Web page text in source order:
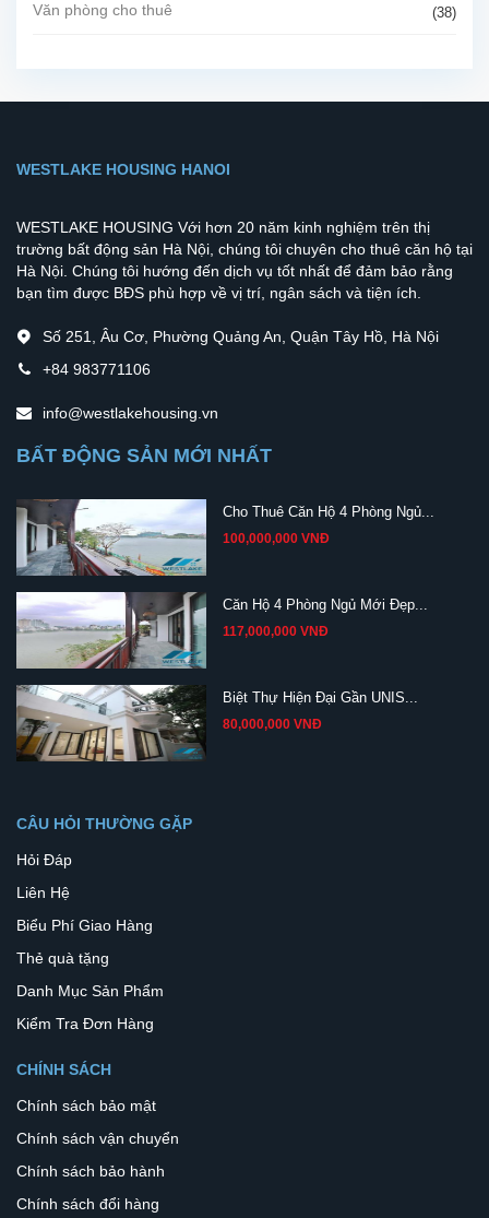
Văn phòng cho thuê (38)
WESTLAKE HOUSING HANOI
WESTLAKE HOUSING Với hơn 20 năm kinh nghiệm trên thị
trường bất động sản Hà Nội, chúng tôi chuyên cho thuê căn hộ tại
Hà Nội. Chúng tôi hướng đến dịch vụ tốt nhất để đảm bảo rằng
bạn tìm được BĐS phù hợp về vị trí, ngân sách và tiện ích.
Số 251, Âu Cơ, Phường Quảng An, Quận Tây Hồ, Hà Nội
+84 983771106
info@westlakehousing.vn
BẤT ĐỘNG SẢN MỚI NHẤT
Cho Thuê Căn Hộ 4 Phòng Ngủ...
100,000,000 VNĐ
Căn Hộ 4 Phòng Ngủ Mới Đẹp...
117,000,000 VNĐ
Biệt Thự Hiện Đại Gần UNIS...
80,000,000 VNĐ
CÂU HỎI THƯỜNG GẶP
Hỏi Đáp
Liên Hệ
Biểu Phí Giao Hàng
Thẻ quà tặng
Danh Mục Sản Phẩm
Kiểm Tra Đơn Hàng
CHÍNH SÁCH
Chính sách bảo mật
Chính sách vận chuyển
Chính sách bảo hành
Chính sách đổi hàng